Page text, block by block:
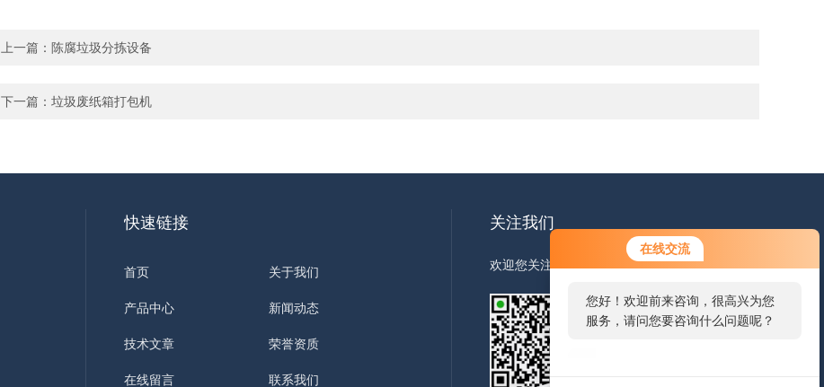
在线交流
您好！欢迎前来咨询，很高兴为您
服务，请问您要咨询什么问题呢？
您好，看您停留很久了，是否找到
了需求产品，您可以直接在线与我
上一篇： 陈腐垃圾分拣设备
下一篇： 垃圾废纸箱打包机
快速链接
首页 关于我们
产品中心 新闻动态
技术文章 荣誉资质
在线留言 联系我们
关注我们
欢迎您关注我们的微信公众号了解更多信息